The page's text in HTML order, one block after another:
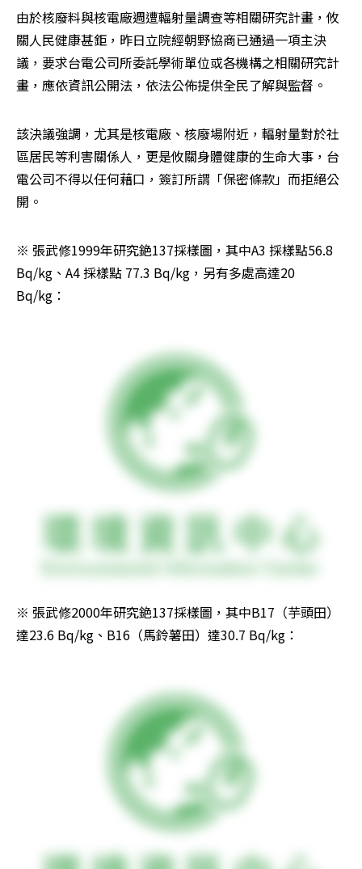
由於核廢料與核電廠週遭輻射量調查等相關研究計畫，攸
關人民健康甚鉅，昨日立院經朝野協商已通過一項主決
議，要求台電公司所委託學術單位或各機構之相關研究計
畫，應依資訊公開法，依法公佈提供全民了解與監督。
該決議強調，尤其是核電廠、核廢場附近，輻射量對於社
區居民等利害關係人，更是攸關身體健康的生命大事，台
電公司不得以任何藉口，簽訂所謂「保密條款」而拒絕公
開。
※ 張武修1999年研究銫137採樣圖，其中A3 採樣點56.8
Bq/kg、A4 採樣點 77.3 Bq/kg，另有多處高達20
Bq/kg：
※ 張武修2000年研究銫137採樣圖，其中B17（芋頭田）
達23.6 Bq/kg、B16（馬鈴薯田）達30.7 Bq/kg：